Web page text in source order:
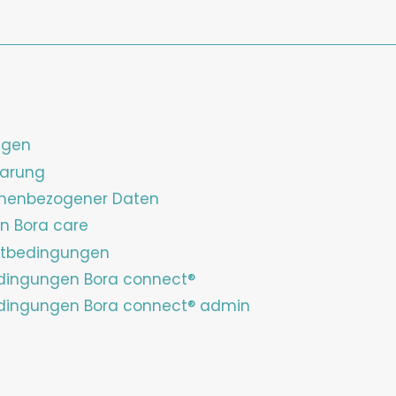
Daten
Bora care
Bora connect®
Bora connect® admin